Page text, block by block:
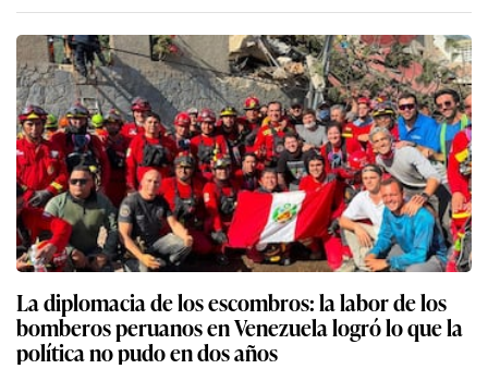
La diplomacia de los escombros: la labor de los
bomberos peruanos en Venezuela logró lo que la
política no pudo en dos años